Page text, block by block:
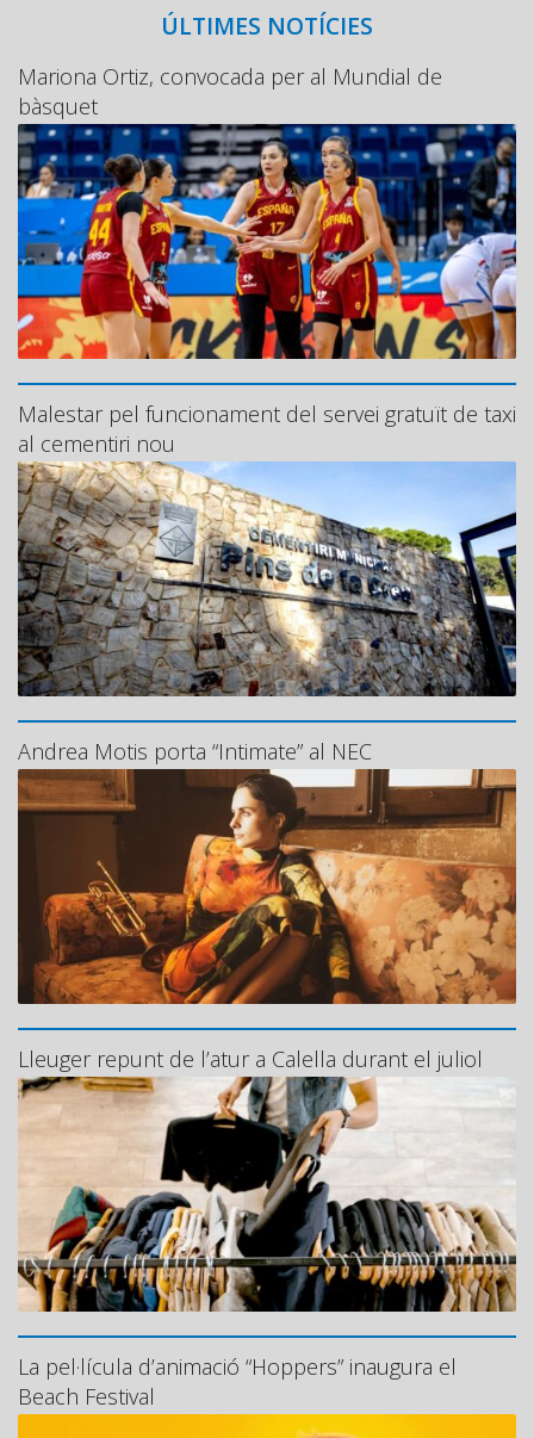
ÚLTIMES NOTÍCIES
Mariona Ortiz, convocada per al Mundial de
bàsquet
Malestar pel funcionament del servei gratuït de taxi
al cementiri nou
Andrea Motis porta “Intimate” al NEC
Lleuger repunt de l’atur a Calella durant el juliol
La pel·lícula d’animació “Hoppers” inaugura el
Beach Festival